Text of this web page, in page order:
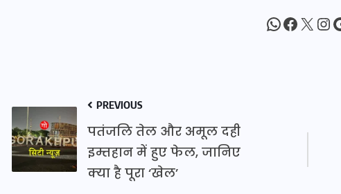
X
PREVIOUS
पतंजलि तेल और अमूल दही
इम्तहान में हुए फेल, जानिए
क्या है पूरा ‘खेल’